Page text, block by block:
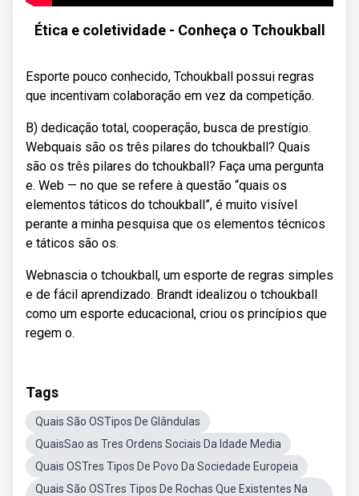
Ética e coletividade - Conheça o Tchoukball
Esporte pouco conhecido, Tchoukball possui regras
que incentivam colaboração em vez da competição.
B) dedicação total, cooperação, busca de prestígio.
Webquais são os três pilares do tchoukball? Quais
são os três pilares do tchoukball? Faça uma pergunta
e. Web — no que se refere à questão “quais os
elementos táticos do tchoukball”, é muito visível
perante a minha pesquisa que os elementos técnicos
e táticos são os.
Webnascia o tchoukball, um esporte de regras simples
e de fácil aprendizado. Brandt idealizou o tchoukball
como um esporte educacional, criou os princípios que
regem o.
Tags
Quais São OSTipos De Glândulas
QuaisSao as Tres Ordens Sociais Da Idade Media
Quais OSTres Tipos De Povo Da Sociedade Europeia
Quais São OSTres Tipos De Rochas Que Existentes Na